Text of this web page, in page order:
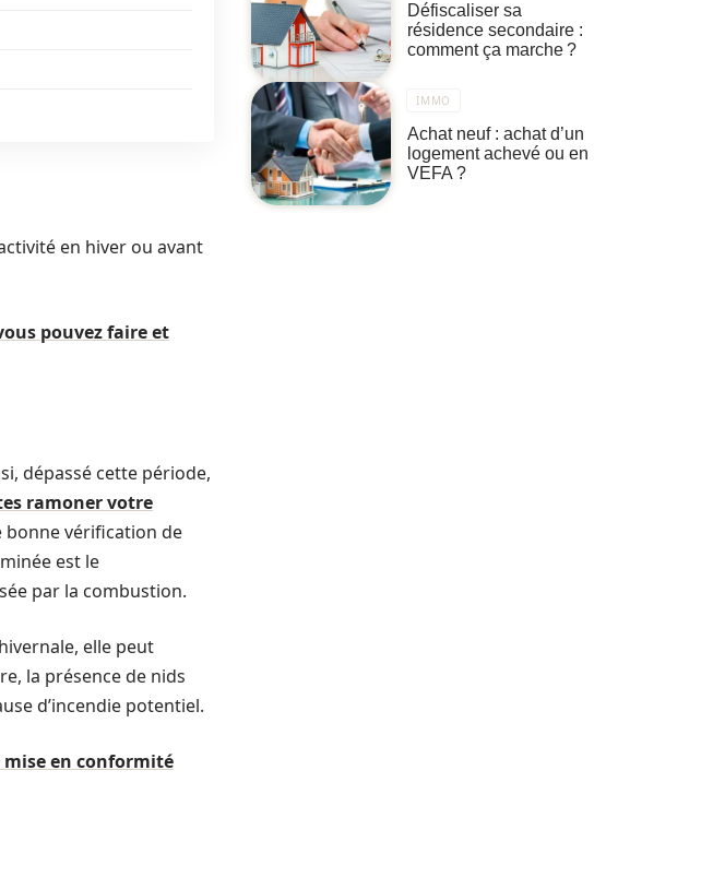
en hiver ou avant
pouvez faire et
dépassé cette période,
ramoner votre
vérification de
est le
par la combustion.
elle peut
la présence de nids
d’incendie potentiel.
en conformité
Défiscaliser sa
résidence secondaire :
comment ça marche ?
IMMO
Achat neuf : achat d’un
logement achevé ou en
VEFA ?